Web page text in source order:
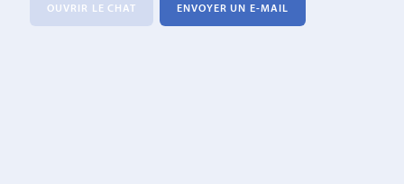
OUVRIR LE CHAT ENVOYER UN E-MAIL